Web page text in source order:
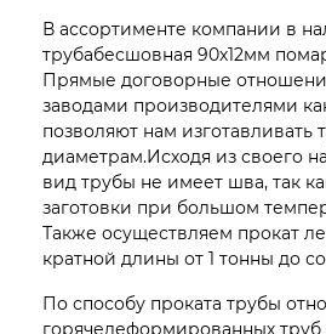
В ассортименте компании в
трубабесшовная 90х12мм
Прямые договорные
заводами производителями
позволяют нам изготавливать
диаметрам.Исходя из своего
вид трубы не имеет шва, так
заготовки при большом
Также осуществляем прокат
кратной длины от 1 тонны до
По способу проката трубы
горячедеформированных труб